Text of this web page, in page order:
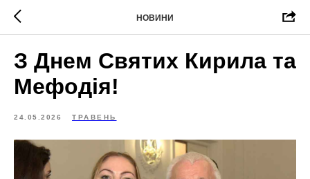
НОВИНИ
З Днем Святих Кирила та
Мефодія!
24.05.2026 ТРАВЕНЬ